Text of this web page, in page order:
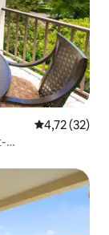
4,72 (32)